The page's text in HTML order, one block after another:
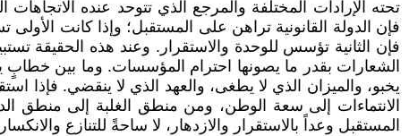
تحته الإرادات المختلفة والمرجع الذي تتوحد عنده
فإن الدولة القانونية تراهن على المستقبل؛ وإذا كانت
فإن الثانية تؤسس للوحدة والاستقرار. وعند هذه الحقيقة
الشعارات بقدر ما يصونها احترام المؤسسات. وما بين خطابٍ
يخبو، والميزان الذي لا يطغى، والعهد الذي لا ينقضي.
الانتماءات إلى سعة الوطن، ومن منطق الغلبة إلى منطق
المستقبل وعداً بالاستقرار والازدهار، لا ساحةً للتنازع